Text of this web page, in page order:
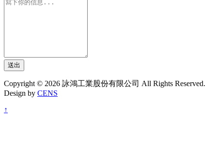
送出
Copyright © 2026 詠鴻工業股份有限公司 All Rights Reserved.
Design by CENS
↑